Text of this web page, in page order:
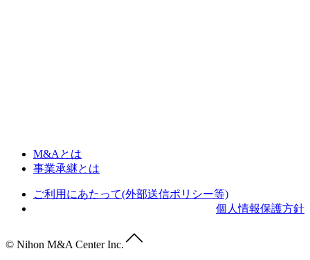
M&Aとは
事業承継とは
ご利用にあたって(外部送信ポリシー等)
個人情報保護方針
© Nihon M&A Center Inc.